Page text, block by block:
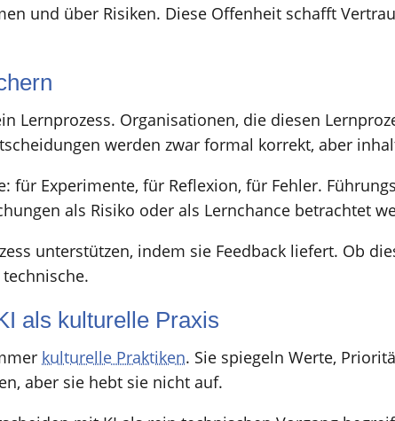
und über Risiken. Diese Offenheit schafft
Lernprozess. Organisationen, die diesen
werden zwar formal korrekt, aber
für Experimente, für Reflexion, für Fehler.
als Risiko oder als Lernchance betrachtet
unterstützen, indem sie Feedback liefert. Ob
als kulturelle Praxis
kulturelle Praktiken. Sie spiegeln Werte,
aber sie hebt sie nicht auf.